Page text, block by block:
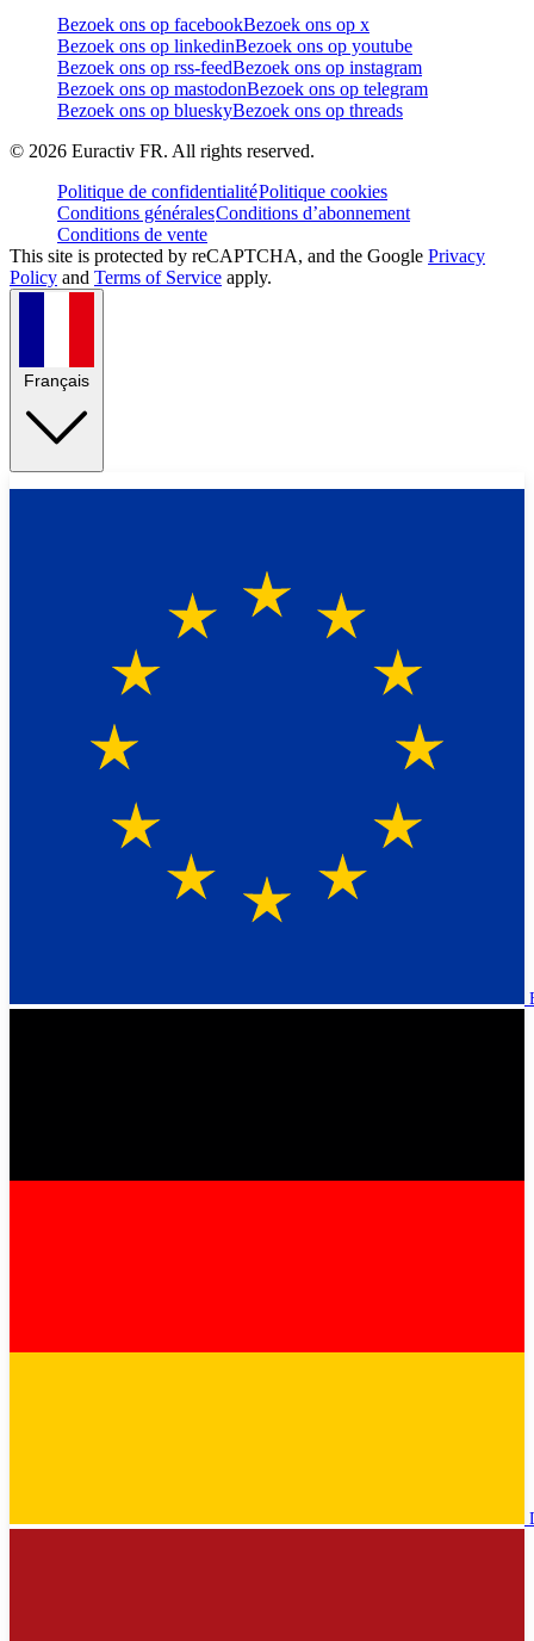
Bezoek ons op facebookBezoek ons op x
Bezoek ons op linkedinBezoek ons op youtube
Bezoek ons op rss-feedBezoek ons op instagram
Bezoek ons op mastodonBezoek ons op telegram
Bezoek ons op blueskyBezoek ons op threads
© 2026 Euractiv FR. All rights reserved.
Politique de confidentialitéPolitique cookies
Conditions généralesConditions d’abonnement
Conditions de vente
This site is protected by reCAPTCHA, and the Google Privacy
Policy and Terms of Service apply.
Français